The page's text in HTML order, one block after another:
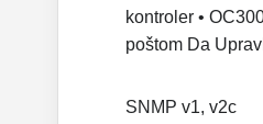
kontroler •
poštom Da
SNMP v1, v2c